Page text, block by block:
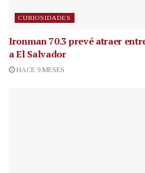
CURIOSIDADES
Ironman 70.3 prevé atraer
a El Salvador
HACE 9 MESES